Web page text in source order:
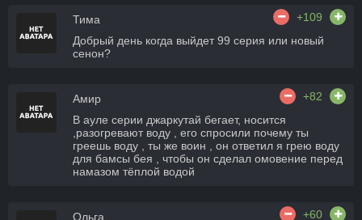
Тима
+109
Добрый день когда выйдет 99 серия или новый
сенон?
Амир
+82
В ауле серии джаркутай бегает, носится
,разогревают воду , его спросили почему ты
греешь воду , ты же воин , он ответил я грею воду
для бамсы бея , чтобы он сделал омовение перед
намазом тёплой водой
Ольга
+60